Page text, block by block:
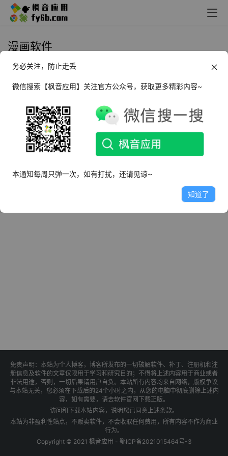
漫画软件
2025年3月22日
免责声明：本站为个人博客，博客所发布的一切破解软件、补丁、注册机和注
册信息及软件的文章仅限用于学习和研究目的；不得将上述内容用于商业或者
非法用途，否则，一切后果请用户自负。本站所有内容均来自网络，版权争议
与本站无关，您必须在下载后的24个小时之内，从您的电脑中彻底删除上述内
容，如有需要，请去软件官网下载正版。
访问和下载本站内容，说明您已同意上述条款。
本站为非盈利性站点，不贩卖软件，不会收取任何费用，所有内容不作为商业
行为。
Copyright © 2021 枫音应用 - 鄂ICP备2021015464号-3
务必关注，防止走丢
微信搜索【枫音应用】关注官方公众号，获取更多精彩内容~
本通知每周只弹一次，如有打扰，还请见谅~
知道了